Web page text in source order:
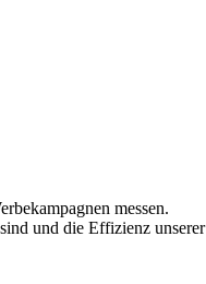
messen.
und die Effizienz unserer